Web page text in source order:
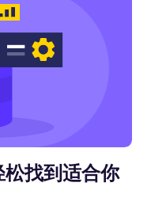
找到适合你